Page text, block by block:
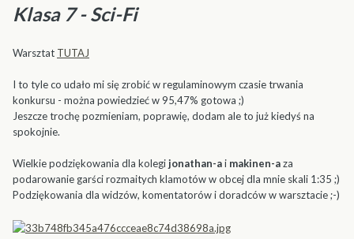
Klasa 7 - Sci-Fi
Warsztat TUTAJ
I to tyle co udało mi się zrobić w regulaminowym czasie trwania
konkursu - można powiedzieć w 95,47% gotowa ;)
Jeszcze trochę pozmieniam, poprawię, dodam ale to już kiedyś na
spokojnie.
Wielkie podziękowania dla kolegijonathan-ai makinen-aza
podarowanie garści rozmaitych klamotów w obcej dla mnie skali 1:35 ;)
Podziękowania dla widzów, komentatorów i doradców w warsztacie ;-)